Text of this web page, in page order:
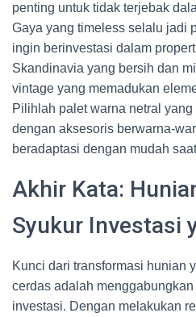
penting untuk tidak terjebak
Gaya yang timeless selalu jadi
ingin berinvestasi dalam
Skandinavia yang bersih dan
vintage yang memadukan
Pilihlah palet warna netral
dengan aksesoris berwarna-
beradaptasi dengan mudah
Akhir Kata:
Syukur Investasi
Kunci dari transformasi hunian
cerdas adalah
investasi. Dengan melakukan